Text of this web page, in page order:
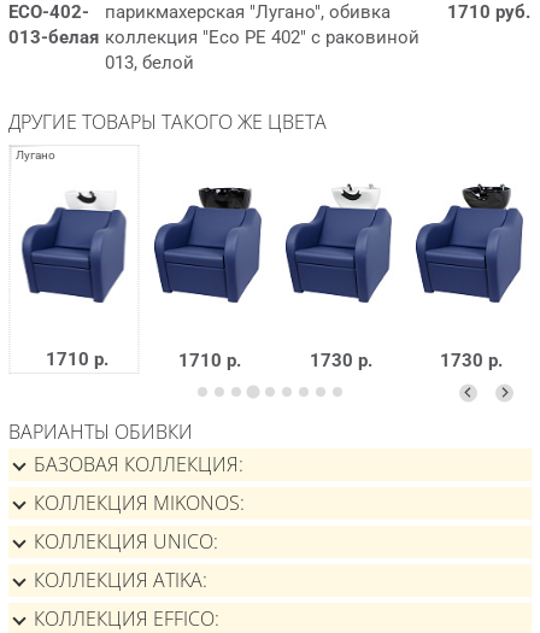
ECO-402-
013-белая
парикмахерская "Лугано", обивка
коллекция "Eco PE 402" с раковиной
013, белой
1710 руб.
ДРУГИЕ ТОВАРЫ ТАКОГО ЖЕ ЦВЕТА
1710 р. 1710 р. 1730 р. 1730 р.
ВАРИАНТЫ ОБИВКИ
БАЗОВАЯ КОЛЛЕКЦИЯ
КОЛЛЕКЦИЯ MIKONOS
КОЛЛЕКЦИЯ UNICO
КОЛЛЕКЦИЯ ATIKA
КОЛЛЕКЦИЯ EFFICO